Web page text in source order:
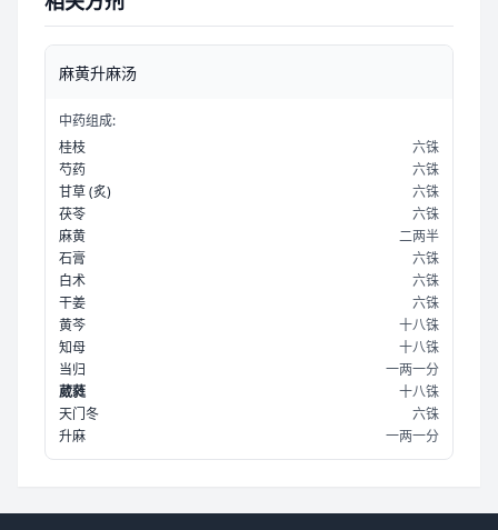
麻黄升麻汤
中药组成:
桂枝
六铢
芍药
六铢
甘草(炙)
六铢
茯苓
六铢
麻黄
二两半
石膏
六铢
白术
六铢
干姜
六铢
黄芩
十八铢
知母
十八铢
当归
一两一分
葳蕤
十八铢
天门冬
六铢
升麻
一两一分